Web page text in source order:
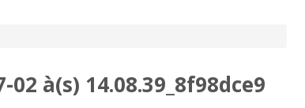
à(s) 14.08.39_8f98dce9